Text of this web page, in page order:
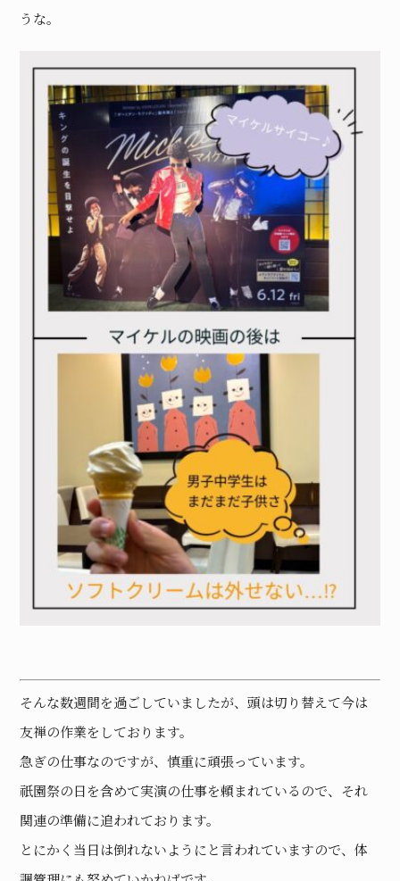
うな。
そんな数週間を過ごしていましたが、頭は切り替えて今は
友禅の作業をしております。
急ぎの仕事なのですが、慎重に頑張っています。
祇園祭の日を含めて実演の仕事を頼まれているので、それ
関連の準備に追われております。
とにかく当日は倒れないようにと言われていますので、体